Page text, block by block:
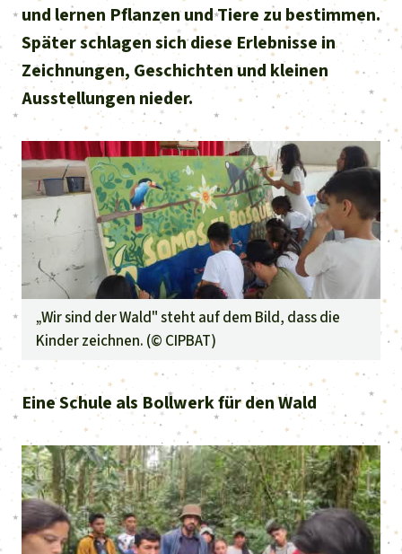
und lernen Pflanzen und Tiere zu bestimmen.
Später schlagen sich diese Erlebnisse in
Zeichnungen, Geschichten und kleinen
Ausstellungen nieder.
„Wir sind der Wald" steht auf dem Bild, dass die
Kinder zeichnen. (© CIPBAT)
Eine Schule als Bollwerk für den Wald